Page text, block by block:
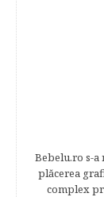
Bebelu.ro s-a
plăcerea
complex